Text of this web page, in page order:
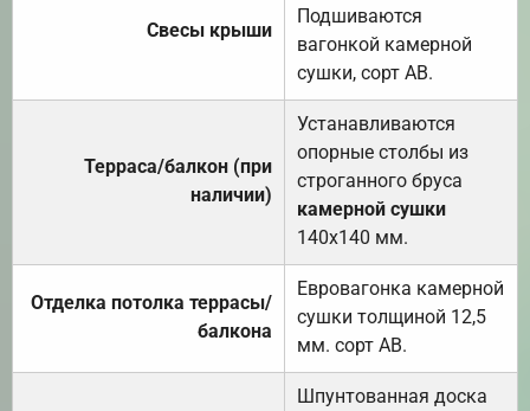
Свесы крыши
Подшиваются
вагонкой камерной
сушки, сорт АВ.
Терраса/балкон (при
наличии)
Устанавливаются
опорные столбы из
строганного бруса
камерной сушки
140х140 мм.
Отделка потолка террасы/
балкона
Евровагонка камерной
сушки толщиной 12,5
мм. сорт АВ.
Шпунтованная доска